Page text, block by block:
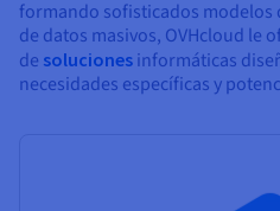
formando sofisticados modelos
de datos masivos, OVHcloud le
de soluciones informáticas
necesidades específicas y